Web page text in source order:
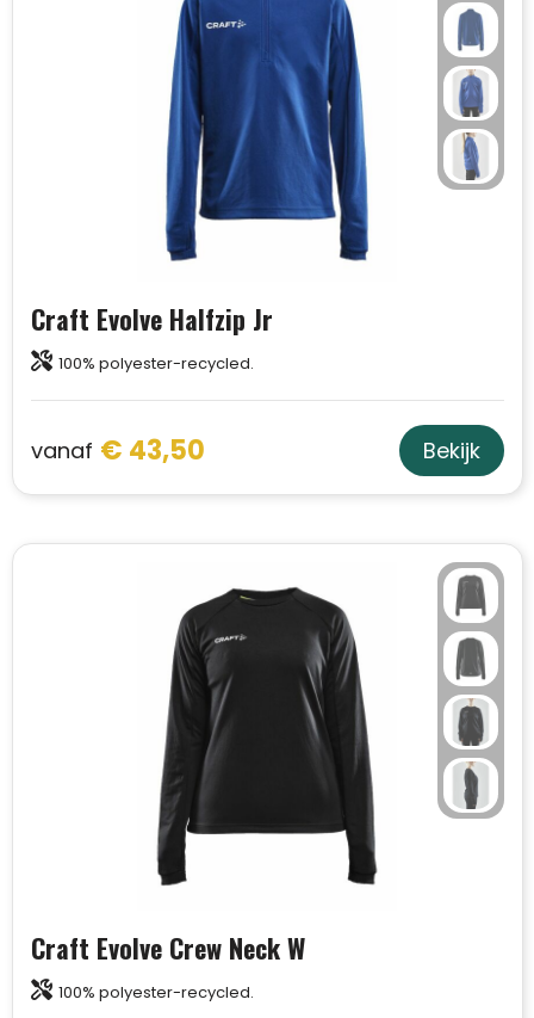
Craft Evolve Halfzip Jr
100% polyester-recycled.
vanaf € 43,50 Bekijk
Craft Evolve Crew Neck W
100% polyester-recycled.